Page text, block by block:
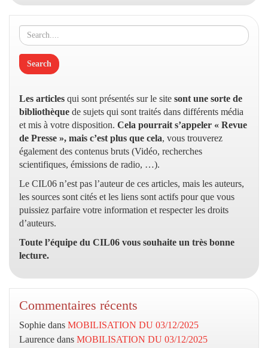
Les articles qui sont présentés sur le site sont une sorte de
bibliothèque de sujets qui sont traités dans différents média
et mis à votre disposition. Cela pourrait s’appeler « Revue
de Presse », mais c’est plus que cela, vous trouverez
également des contenus bruts (Vidéo, recherches
scientifiques, émissions de radio, …).
Le CIL06 n’est pas l’auteur de ces articles, mais les auteurs,
les sources sont cités et les liens sont actifs pour que vous
puissiez parfaire votre information et respecter les droits
d’auteurs.
Toute l’équipe du CIL06 vous souhaite un très bonne
lecture.
Commentaires récents
Sophie dans MOBILISATION DU 03/12/2025
Laurence dans MOBILISATION DU 03/12/2025